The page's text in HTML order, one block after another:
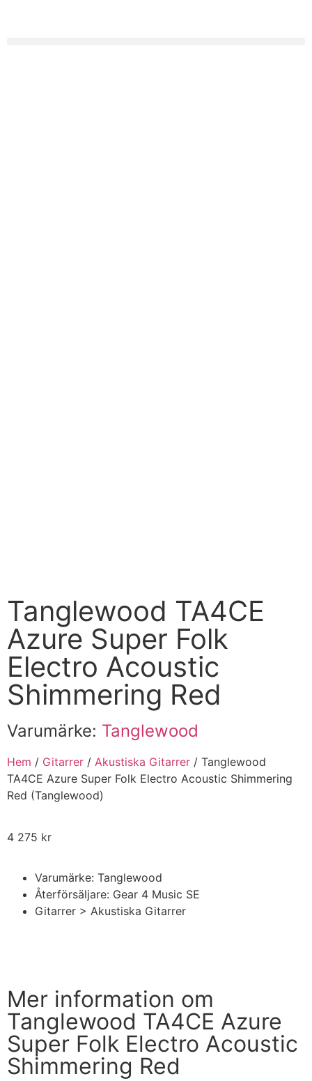
Tanglewood TA4CE
Azure Super Folk
Electro Acoustic
Shimmering Red
Varumärke: Tanglewood
Hem / Gitarrer / Akustiska Gitarrer / Tanglewood
TA4CE Azure Super Folk Electro Acoustic Shimmering
Red (Tanglewood)
4 275 kr
Varumärke: Tanglewood
Återförsäljare: Gear 4 Music SE
Gitarrer > Akustiska Gitarrer
Mer information om
Tanglewood TA4CE Azure
Super Folk Electro Acoustic
Shimmering Red